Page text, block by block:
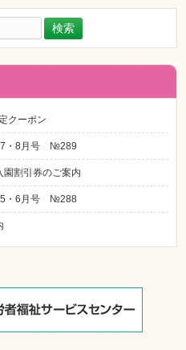
クーポン
7・8月号 №289
園割引券のご案内
5・6月号 №288